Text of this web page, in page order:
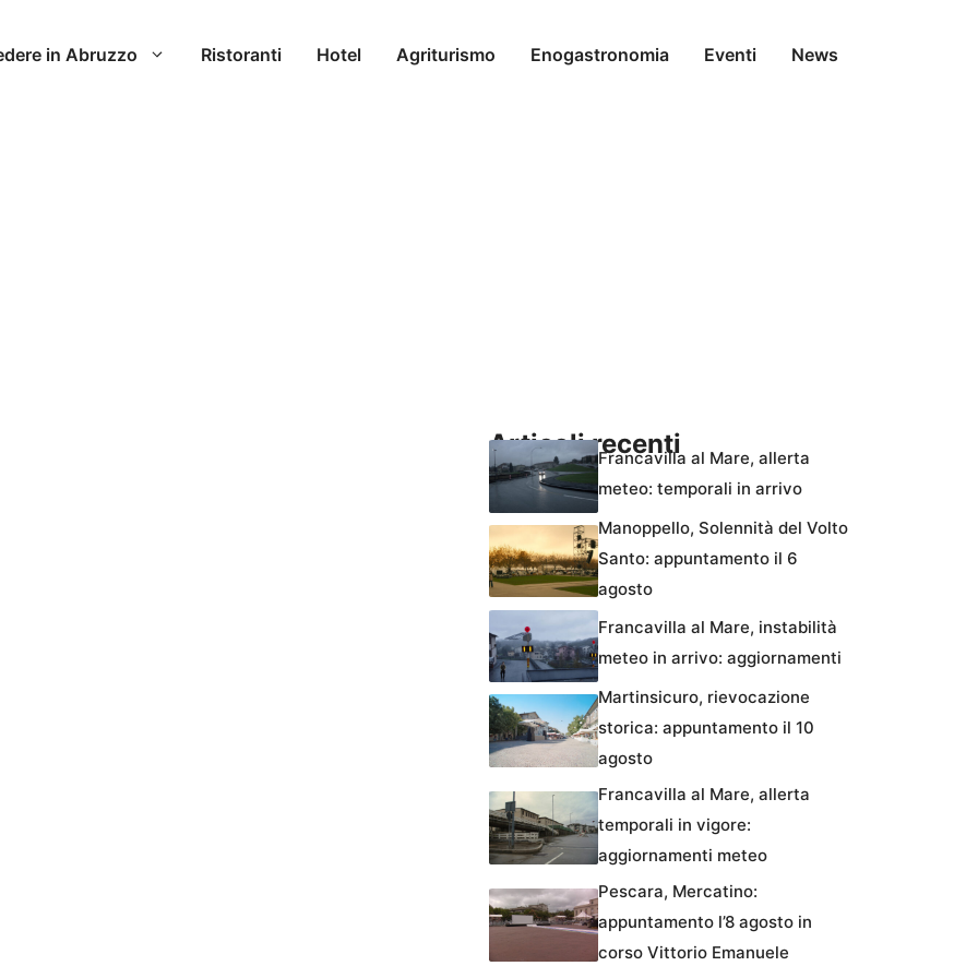
in Abruzzo Ristoranti Hotel Agriturismo Enogastronomia Eventi News
Articoli recentiFrancavilla al Mare, allerta
meteo: temporali in arrivo
Manoppello, Solennità del Volto
Santo: appuntamento il 6
agosto
Francavilla al Mare, instabilità
meteo in arrivo: aggiornamenti
Martinsicuro, rievocazione
storica: appuntamento il 10
agosto
Francavilla al Mare, allerta
temporali in vigore:
aggiornamenti meteo
Pescara, Mercatino:
appuntamento l’8 agosto in
corso Vittorio Emanuele